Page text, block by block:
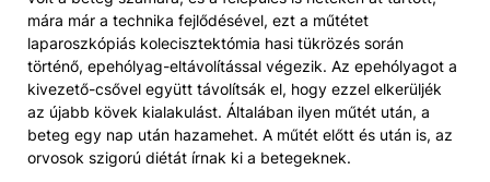
mára már a technika fejlődésével, ezt a műtétet
laparoszkópiás kolecisztektómia hasi tükrözés során
történő, epehólyag-eltávolítással végezik. Az epehólyagot a
kivezető-csővel együtt távolítsák el, hogy ezzel elkerüljék
az újabb kövek kialakulást. Általában ilyen műtét után, a
beteg egy nap után hazamehet. A műtét előtt és után is, az
orvosok szigorú diétát írnak ki a betegeknek.